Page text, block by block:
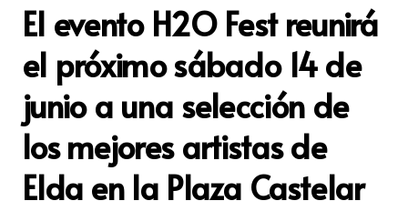
El evento H2O Fest reunirá
el próximo sábado 14 de
junio a una selección de
los mejores artistas de
Elda en la Plaza Castelar